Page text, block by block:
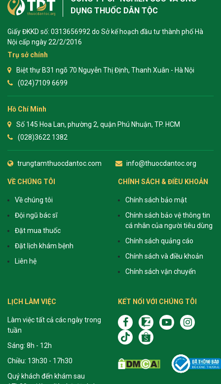
DỤNG THUỐC DÂN TỘC
Giấy ĐKKD số: 0313656992 do Sở kế hoạch đầu tư thành phố Hà
Nội cấp ngày 22/2/2016
Trụ sở chính
Biệt thự B31 ngõ 70 Nguyễn Thị Định, Thanh Xuân - Hà Nội
(024)7109 6699
Hồ Chí Minh
Số 145 Hoa Lan, phường 2, quận Phú Nhuận, TP. HCM
(028)3622 1382
trungtamthuocdantoc.com info@thuocdantoc.org
VỀ CHÚNG TÔI
Về chúng tôi
Đội ngũ bác sĩ
Đặt mua thuốc
Đặt lịch khám bệnh
Liên hệ
CHÍNH SÁCH & ĐIỀU KHOẢN
Chính sách bảo mật
Chính sách bảo vệ thông tin
cá nhân của người tiêu dùng
Chính sách quảng cáo
Chính sách và điều khoản
Chính sách vận chuyển
LỊCH LÀM VIỆC
Làm việc tất cả các ngày trong
tuần
Sáng: 8h - 12h
Chiều: 13h30 - 17h30
Quý khách đến khám sau
KẾT NỐI VỚI CHÚNG TÔI